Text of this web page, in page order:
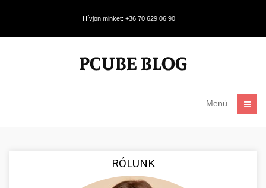
Hívjon minket: +36 70 629 06 90
Menü
RÓLUNK